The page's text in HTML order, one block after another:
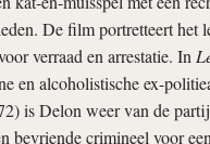
De film portretteert het
verraad en arrestatie. In
en alcoholistische ex-
is Delon weer van de
bevriende crimineel voor